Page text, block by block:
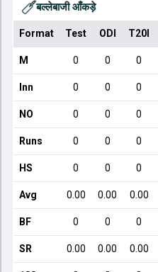
बल्लेबाजी आँकड़े
Format Test ODI T20I
M 0 0 0
Inn 0 0 0
NO 0 0 0
Runs 0 0 0
HS 0 0 0
Avg 0.00 0.00 0.00
BF 0 0 0
SR 0.00 0.00 0.00